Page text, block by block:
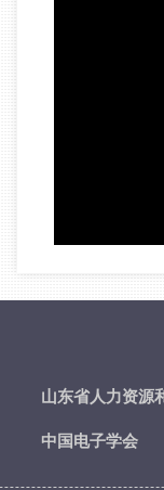
山东省人力资源
中国电子学会